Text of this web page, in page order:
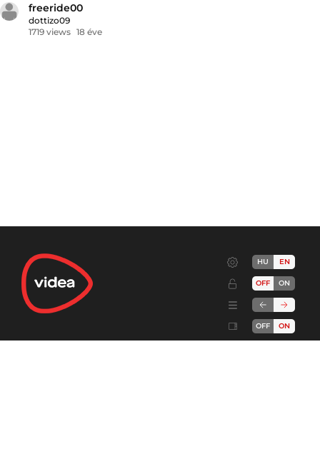
freeride00
dottizo09
1719 views 18 éve
HU EN
OFF ON
OFF ON